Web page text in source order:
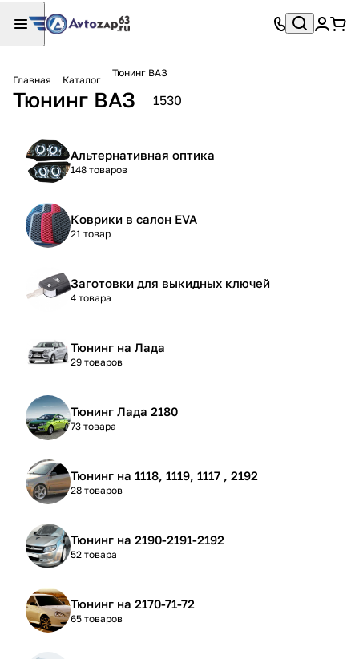
Главная Каталог
Тюнинг ВАЗ
Тюнинг ВАЗ 1530
Альтернативная оптика
148 товаров
Коврики в салон EVA
21 товар
Заготовки для выкидных ключей
4 товара
Тюнинг на Лада
29 товаров
Тюнинг Лада 2180
73 товара
Тюнинг на 1118, 1119, 1117 , 2192
28 товаров
Тюнинг на 2190-2191-2192
52 товара
Тюнинг на 2170-71-72
65 товаров